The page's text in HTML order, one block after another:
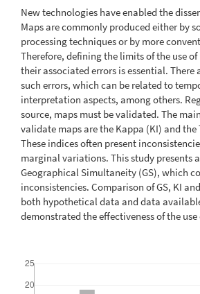
New technologies have enabled the
Maps are commonly produced either by
processing techniques or by more
Therefore, defining the limits of the use
their associated errors is essential. There
such errors, which can be related to
interpretation aspects, among others.
source, maps must be validated. The
validate maps are the Kappa (KI) and the
These indices often present
marginal variations. This study presents
Geographical Simultaneity (GS), which
inconsistencies. Comparison of GS, KI
both hypothetical data and data
demonstrated the effectiveness of the use